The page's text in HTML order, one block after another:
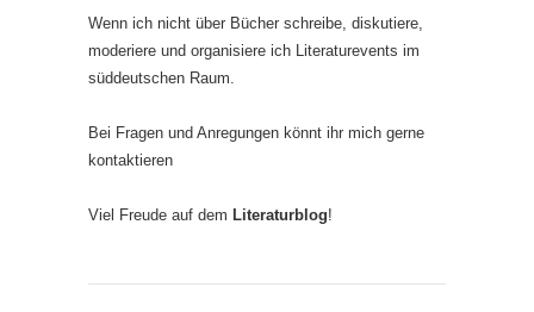
Wenn ich nicht über Bücher schreibe, diskutiere,
moderiere und organisiere ich Literaturevents im
süddeutschen Raum.
Bei Fragen und Anregungen könnt ihr mich gerne
kontaktieren
Viel Freude auf dem Literaturblog!